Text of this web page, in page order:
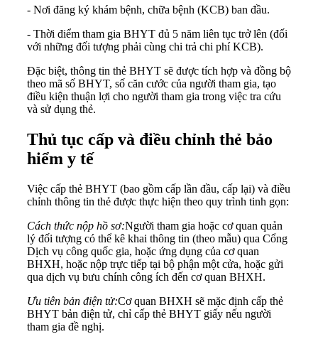
- Nơi đăng ký khám bệnh, chữa bệnh (KCB) ban đầu.
- Thời điểm tham gia BHYT đủ 5 năm liên tục trở lên (đối
với những đối tượng phải cùng chi trả chi phí KCB).
Đặc biệt, thông tin thẻ BHYT sẽ được tích hợp và đồng bộ
theo mã số BHYT, số căn cước của người tham gia, tạo
điều kiện thuận lợi cho người tham gia trong việc tra cứu
và sử dụng thẻ.
Thủ tục cấp và điều chỉnh thẻ bảo
hiểm y tế
Việc cấp thẻ BHYT (bao gồm cấp lần đầu, cấp lại) và điều
chỉnh thông tin thẻ được thực hiện theo quy trình tinh gọn:
Cách thức nộp hồ sơ:Người tham gia hoặc cơ quan quản
lý đối tượng có thể kê khai thông tin (theo mẫu) qua Cổng
Dịch vụ công quốc gia, hoặc ứng dụng của cơ quan
BHXH, hoặc nộp trực tiếp tại bộ phận một cửa, hoặc gửi
qua dịch vụ bưu chính công ích đến cơ quan BHXH.
Ưu tiên bản điện tử:Cơ quan BHXH sẽ mặc định cấp thẻ
BHYT bản điện tử, chỉ cấp thẻ BHYT giấy nếu người
tham gia đề nghị.